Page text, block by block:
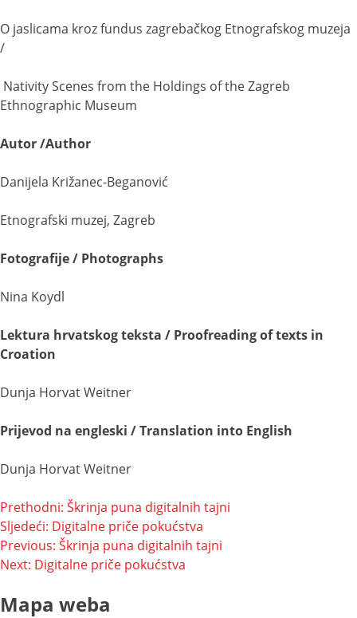
O jaslicama kroz fundus zagrebačkog Etnografskog muzeja
/
Nativity Scenes from the Holdings of the Zagreb
Ethnographic Museum
Autor /Author
Danijela Križanec-Beganović
Etnografski muzej, Zagreb
Fotografije / Photographs
Nina Koydl
Lektura hrvatskog teksta / Proofreading of texts in
Croation
Dunja Horvat Weitner
Prijevod na engleski / Translation into English
Dunja Horvat Weitner
Navigacija
objava
Prethodni: Škrinja puna digitalnih tajni
Sljedeći: Digitalne priče pokućstva
Navigacija
objava
Previous: Škrinja puna digitalnih tajni
Next: Digitalne priče pokućstva
Mapa weba